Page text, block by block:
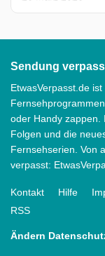
Sendung
EtwasVerpasst.de
oder Handy zappen.
Folgen und die
Fernsehserien. Von
verpasst:
Kontakt Hilfe
RSS
Ändern